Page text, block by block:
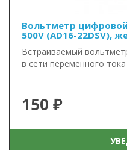
Вольтметр
500V (AD16-22DSV),
Встраиваемый
в сети переменного тока
150 ₽